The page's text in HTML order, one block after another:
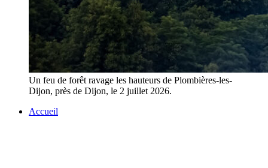
Un feu de forêt ravage les hauteurs de Plombières-les-
Dijon, près de Dijon, le 2 juillet 2026.
Accueil